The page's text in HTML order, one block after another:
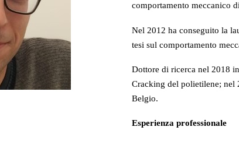
comportamento meccanico
Nel 2012 ha conseguito la
tesi sul comportamento
Dottore di ricerca nel 2018
Cracking del polietilene; nel
Belgio.
Esperienza professionale